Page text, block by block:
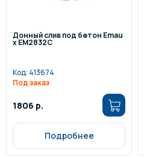
Донный слив под бетон Emau
x EM2832C
Код: 413674
Под заказ
1806 р.
Подробнее